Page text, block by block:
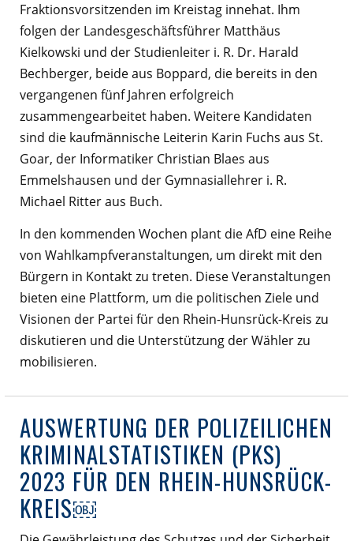
Fraktionsvorsitzenden im Kreistag innehat. Ihm
folgen der Landesgeschäftsführer Matthäus
Kielkowski und der Studienleiter i. R. Dr. Harald
Bechberger, beide aus Boppard, die bereits in den
vergangenen fünf Jahren erfolgreich
zusammengearbeitet haben. Weitere Kandidaten
sind die kaufmännische Leiterin Karin Fuchs aus St.
Goar, der Informatiker Christian Blaes aus
Emmelshausen und der Gymnasiallehrer i. R.
Michael Ritter aus Buch.
In den kommenden Wochen plant die AfD eine Reihe
von Wahlkampfveranstaltungen, um direkt mit den
Bürgern in Kontakt zu treten. Diese Veranstaltungen
bieten eine Plattform, um die politischen Ziele und
Visionen der Partei für den Rhein-Hunsrück-Kreis zu
diskutieren und die Unterstützung der Wähler zu
mobilisieren.
AUSWERTUNG DER POLIZEILICHEN
KRIMINALSTATISTIKEN (PKS)
2023 FÜR DEN RHEIN-HUNSRÜCK-
KREIS￼